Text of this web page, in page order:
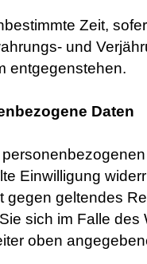
Zeit,
und
entgegenstehen.
Daten
Einwilligung
gegen geltendes
sich im Falle des
oben